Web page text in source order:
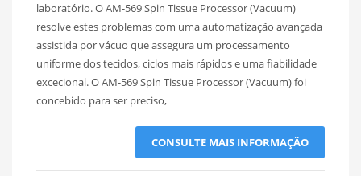
laboratório. O AM-569 Spin Tissue Processor (Vacuum)
resolve estes problemas com uma automatização avançada
assistida por vácuo que assegura um processamento
uniforme dos tecidos, ciclos mais rápidos e uma fiabilidade
excecional. O AM-569 Spin Tissue Processor (Vacuum) foi
concebido para ser preciso,
CONSULTE MAIS INFORMAÇÃO